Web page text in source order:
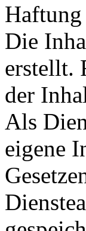
Die
erstellt.
der
Als
eigene